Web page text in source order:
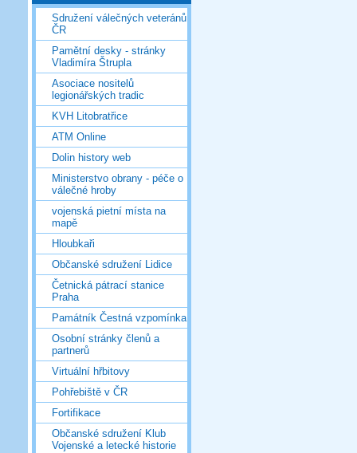
Sdružení válečných veteránů
ČR
Pamětní desky - stránky
Vladimíra Štrupla
Asociace nositelů
legionářských tradic
KVH Litobratřice
ATM Online
Dolin history web
Ministerstvo obrany - péče o
válečné hroby
vojenská pietní místa na
mapě
Hloubkaři
Občanské sdružení Lidice
Četnická pátrací stanice
Praha
Památník Čestná vzpomínka
Osobní stránky členů a
partnerů
Virtuální hřbitovy
Pohřebiště v ČR
Fortifikace
Občanské sdružení Klub
Vojenské a letecké historie